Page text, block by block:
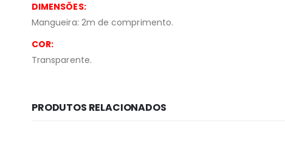
DIMENSÕES:
Mangueira: 2m de comprimento.
COR:
Transparente.
PRODUTOS RELACIONADOS